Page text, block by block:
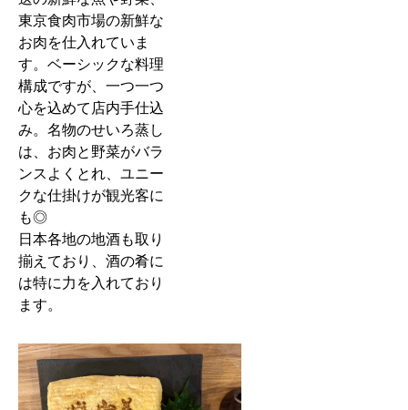
東京食肉市場の新鮮な
お肉を仕入れていま
す。ベーシックな料理
構成ですが、一つ一つ
心を込めて店内手仕込
み。名物のせいろ蒸し
は、お肉と野菜がバラ
ンスよくとれ、ユニー
クな仕掛けが観光客に
も◎
日本各地の地酒も取り
揃えており、酒の肴に
は特に力を入れており
ます。